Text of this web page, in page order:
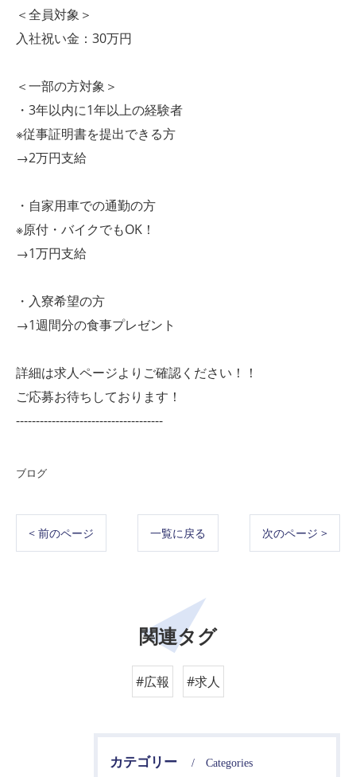
＜全員対象＞
入社祝い金：30万円
＜一部の方対象＞
・3年以内に1年以上の経験者
※従事証明書を提出できる方
→2万円支給
・自家用車での通勤の方
※原付・バイクでもOK！
→1万円支給
・入寮希望の方
→1週間分の食事プレゼント
詳細は求人ページよりご確認ください！！
ご応募お待ちしております！
-------------------------------------
ブログ
< 前のページ 一覧に戻る 次のページ >
関連タグ
#広報 #求人
カテゴリー Categories